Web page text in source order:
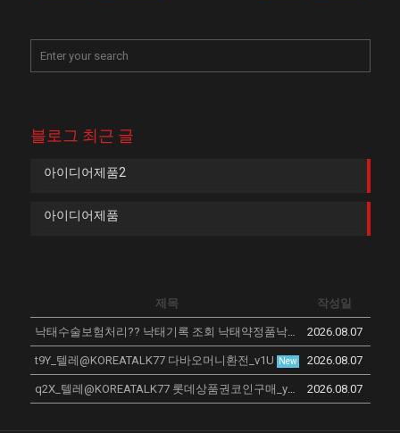
블로그 최근 글
아이디어제품2
아이디어제품
제목 작성일
낙태수술보험처리?? 낙태기록 조회 낙태약정품낙­태알약효능 New
2026.08.07
t9Y_텔레@KOREATALK77 다바오머니환전_v1U New 2026.08.07
q2X_텔레@KOREATALK77 롯데상품권코인구매_y1V New
2026.08.07